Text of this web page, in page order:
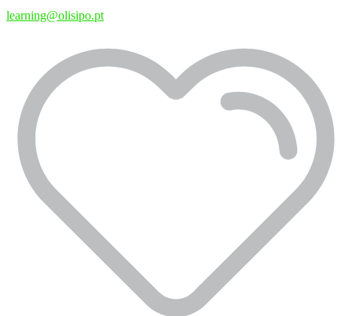
learning@olisipo.pt